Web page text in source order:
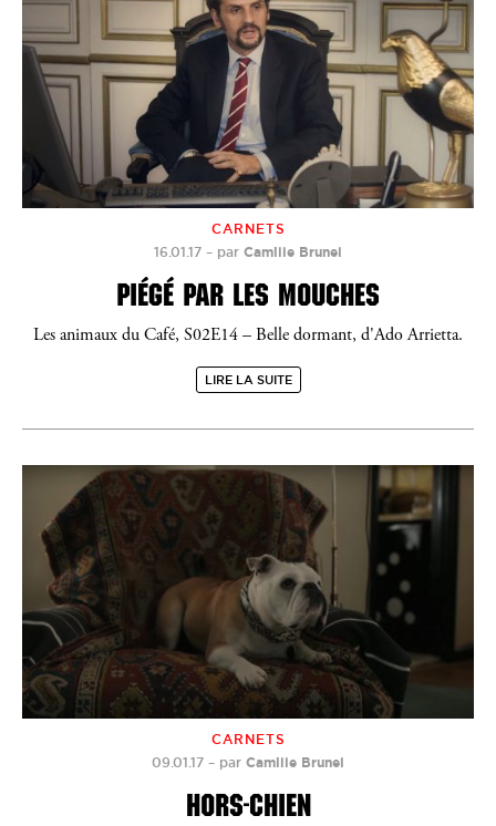
CARNETS
16.01.17 – par Camille Brunel
PIÉGÉ PAR LES MOUCHES
Les animaux du Café, S02E14 – Belle dormant, d'Ado Arrietta.
LIRE LA SUITE
CARNETS
09.01.17 – par Camille Brunel
HORS-CHIEN